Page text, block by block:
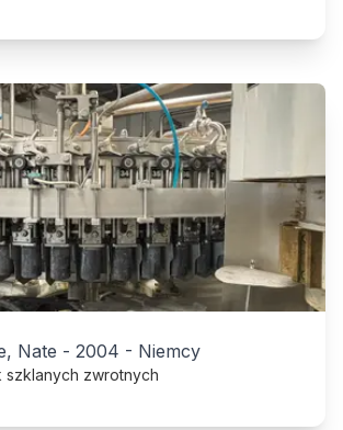
Nate - 2004 - Niemcy
szklanych zwrotnych